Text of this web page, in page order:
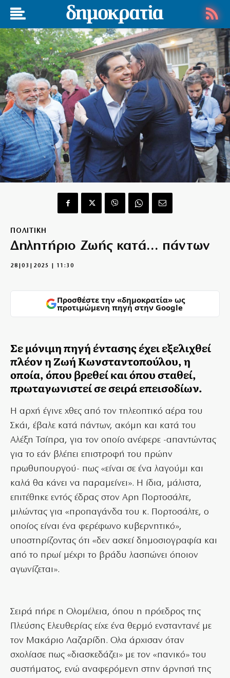
ΠΟΛΙΤΙΚΗ
Δηλητήριο Ζωής κατά… πάντων
28|03|2025 | 11:30
Προσθέστε την «δημοκρατία» ως
προτιμώμενη πηγή στην Google
Σε μόνιμη πηγή έντασης έχει εξελιχθεί
πλέον η Ζωή Κωνσταντοπούλου, η
οποία, όπου βρεθεί και όπου σταθεί,
πρωταγωνιστεί σε σειρά επεισοδίων.
Η αρχή έγινε χθες από τον τηλεοπτικό αέρα του
Σκάι, έβαλε κατά πάντων, ακόμη και κατά του
Αλέξη Τσίπρα, για τον οποίο ανέφερε -απαντώντας
για το εάν βλέπει επιστροφή του πρώην
πρωθυπουργού- πως «είναι σε ένα λαγούμι και
καλά θα κάνει να παραμείνει». Η ίδια, μάλιστα,
επιτέθηκε εντός έδρας στον Αρη Πορτοσάλτε,
μιλώντας για «προπαγάνδα του κ. Πορτοσάλτε, ο
οποίος είναι ένα φερέφωνο κυβερνητικό»,
υποστηρίζοντας ότι «δεν ασκεί δημοσιογραφία και
από το πρωί μέχρι το βράδυ λασπώνει όποιον
αγωνίζεται».
Σειρά πήρε η Ολομέλεια, όπου η πρόεδρος της
Πλεύσης Ελευθερίας είχε ένα θερμό ενσταντανέ με
τον Μακάριο Λαζαρίδη. Ολα άρχισαν όταν
σχολίασε πως «διασκεδάζει» με τον «πανικό» του
συστήματος, ενώ αναφερόμενη στην άρνησή της